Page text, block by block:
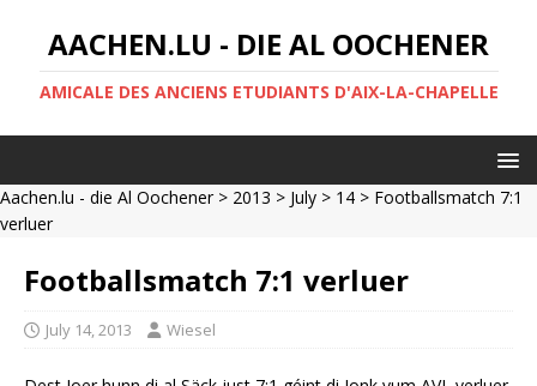
AACHEN.LU - DIE AL OOCHENER
AMICALE DES ANCIENS ETUDIANTS D'AIX-LA-CHAPELLE
Aachen.lu - die Al Oochener> 2013 > July > 14 > Footballsmatch 7:1
verluer
Footballsmatch 7:1 verluer
July 14, 2013 Wiesel